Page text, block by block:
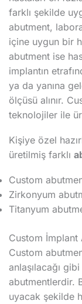
farklı şekilde
abutment,
içine uygun bir
abutment ise
implantın
ya da yanına
ölçüsü alınır.
teknolojiler ile
Kişiye özel
üretilmiş farklı
Custom
Zirkonyum
Titanyum
Custom İmplant
Custom
anlaşılacağı
abutmentlerdir.
uyacak şekilde